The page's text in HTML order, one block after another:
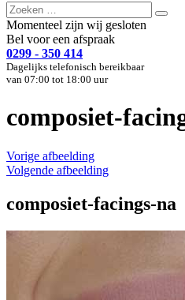
Zoeken
naar:
Momenteel zijn wij gesloten
Bel voor een afspraak
0299 - 350 414
Dagelijks telefonisch bereikbaar
van 07:00 tot 18:00 uur
composiet-
Vorige afbeelding
Volgende afbeelding
composiet-facings-na